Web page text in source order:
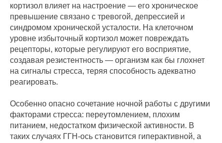
кортизол влияет на настроение — его хроническое
превышение связано с тревогой, депрессией и
синдромом хронической усталости. На клеточном
уровне избыточный кортизол может повреждать
рецепторы, которые регулируют его восприятие,
создавая резистентность — организм как бы глохнет
на сигналы стресса, теряя способность адекватно
реагировать.
Особенно опасно сочетание ночной работы с другими
факторами стресса: переутомлением, плохим
питанием, недостатком физической активности. В
таких случаях ГГН-ось становится гиперактивной, а